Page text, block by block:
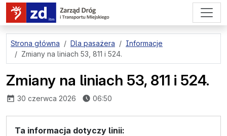
przejdź do treści strony
Strona główna Dla pasażera
Informacje
Zmiany na liniach 53, 811 i 524.
Zmiany na liniach 53, 811 i 524.
opublikowano:
30 czerwca 2026 06:50
Ta informacja dotyczy linii: